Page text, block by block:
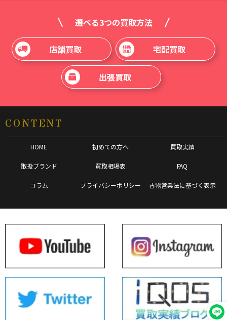
選べる3つの買取方法
店舗買取 宅配買取
出張買取
CONTENT
HOME 初めての方へ 買取実績
取扱ブランド 買取相場表 FAQ
コラム プライバシーポリシー 古物営業法に基づく表示